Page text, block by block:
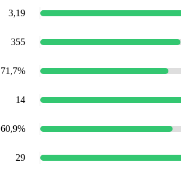
3,19
355
71,7%
14
60,9%
29